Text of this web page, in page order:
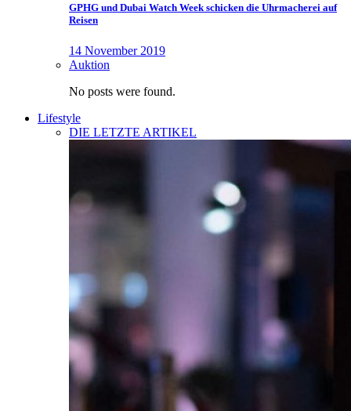
GPHG und Dubai Watch Week schicken die Uhrmacherei auf
Reisen
14 November 2019
Auktion
No posts were found.
Lifestyle
DIE LETZTE ARTIKEL